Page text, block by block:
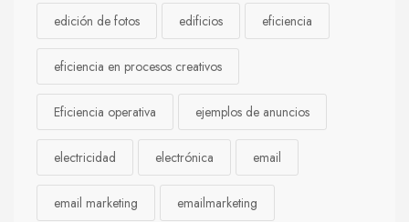
edición de fotos edificios eficiencia
eficiencia en procesos creativos
Eficiencia operativa ejemplos de anuncios
electricidad electrónica email
email marketing emailmarketing